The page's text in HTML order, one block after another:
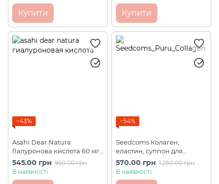
Купити Купити
−43%
Asahi Dear Natura
Гіалуронова кислота 60 мг
Hyaluronic Acid 60 шт на 30
днів
545.00 грн 950.00 грн
В наявності
−54%
Seedcoms Колаген,
еластин, суппон для
пружної та еластичної
шкіри Puru Collagen
570.00 грн 1 250.00 грн
В наявності